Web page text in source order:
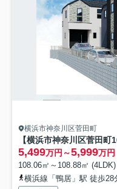
横浜市神奈川区菅田町
5,499万円～5,999万円
108.06㎡～108.88㎡
横浜線「鴨居」駅 徒歩28